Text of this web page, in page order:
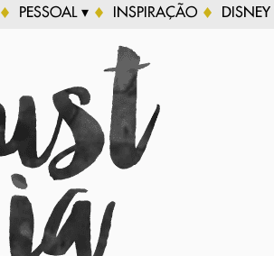
PESSOAL ▾ INSPIRAÇÃO DISNEY